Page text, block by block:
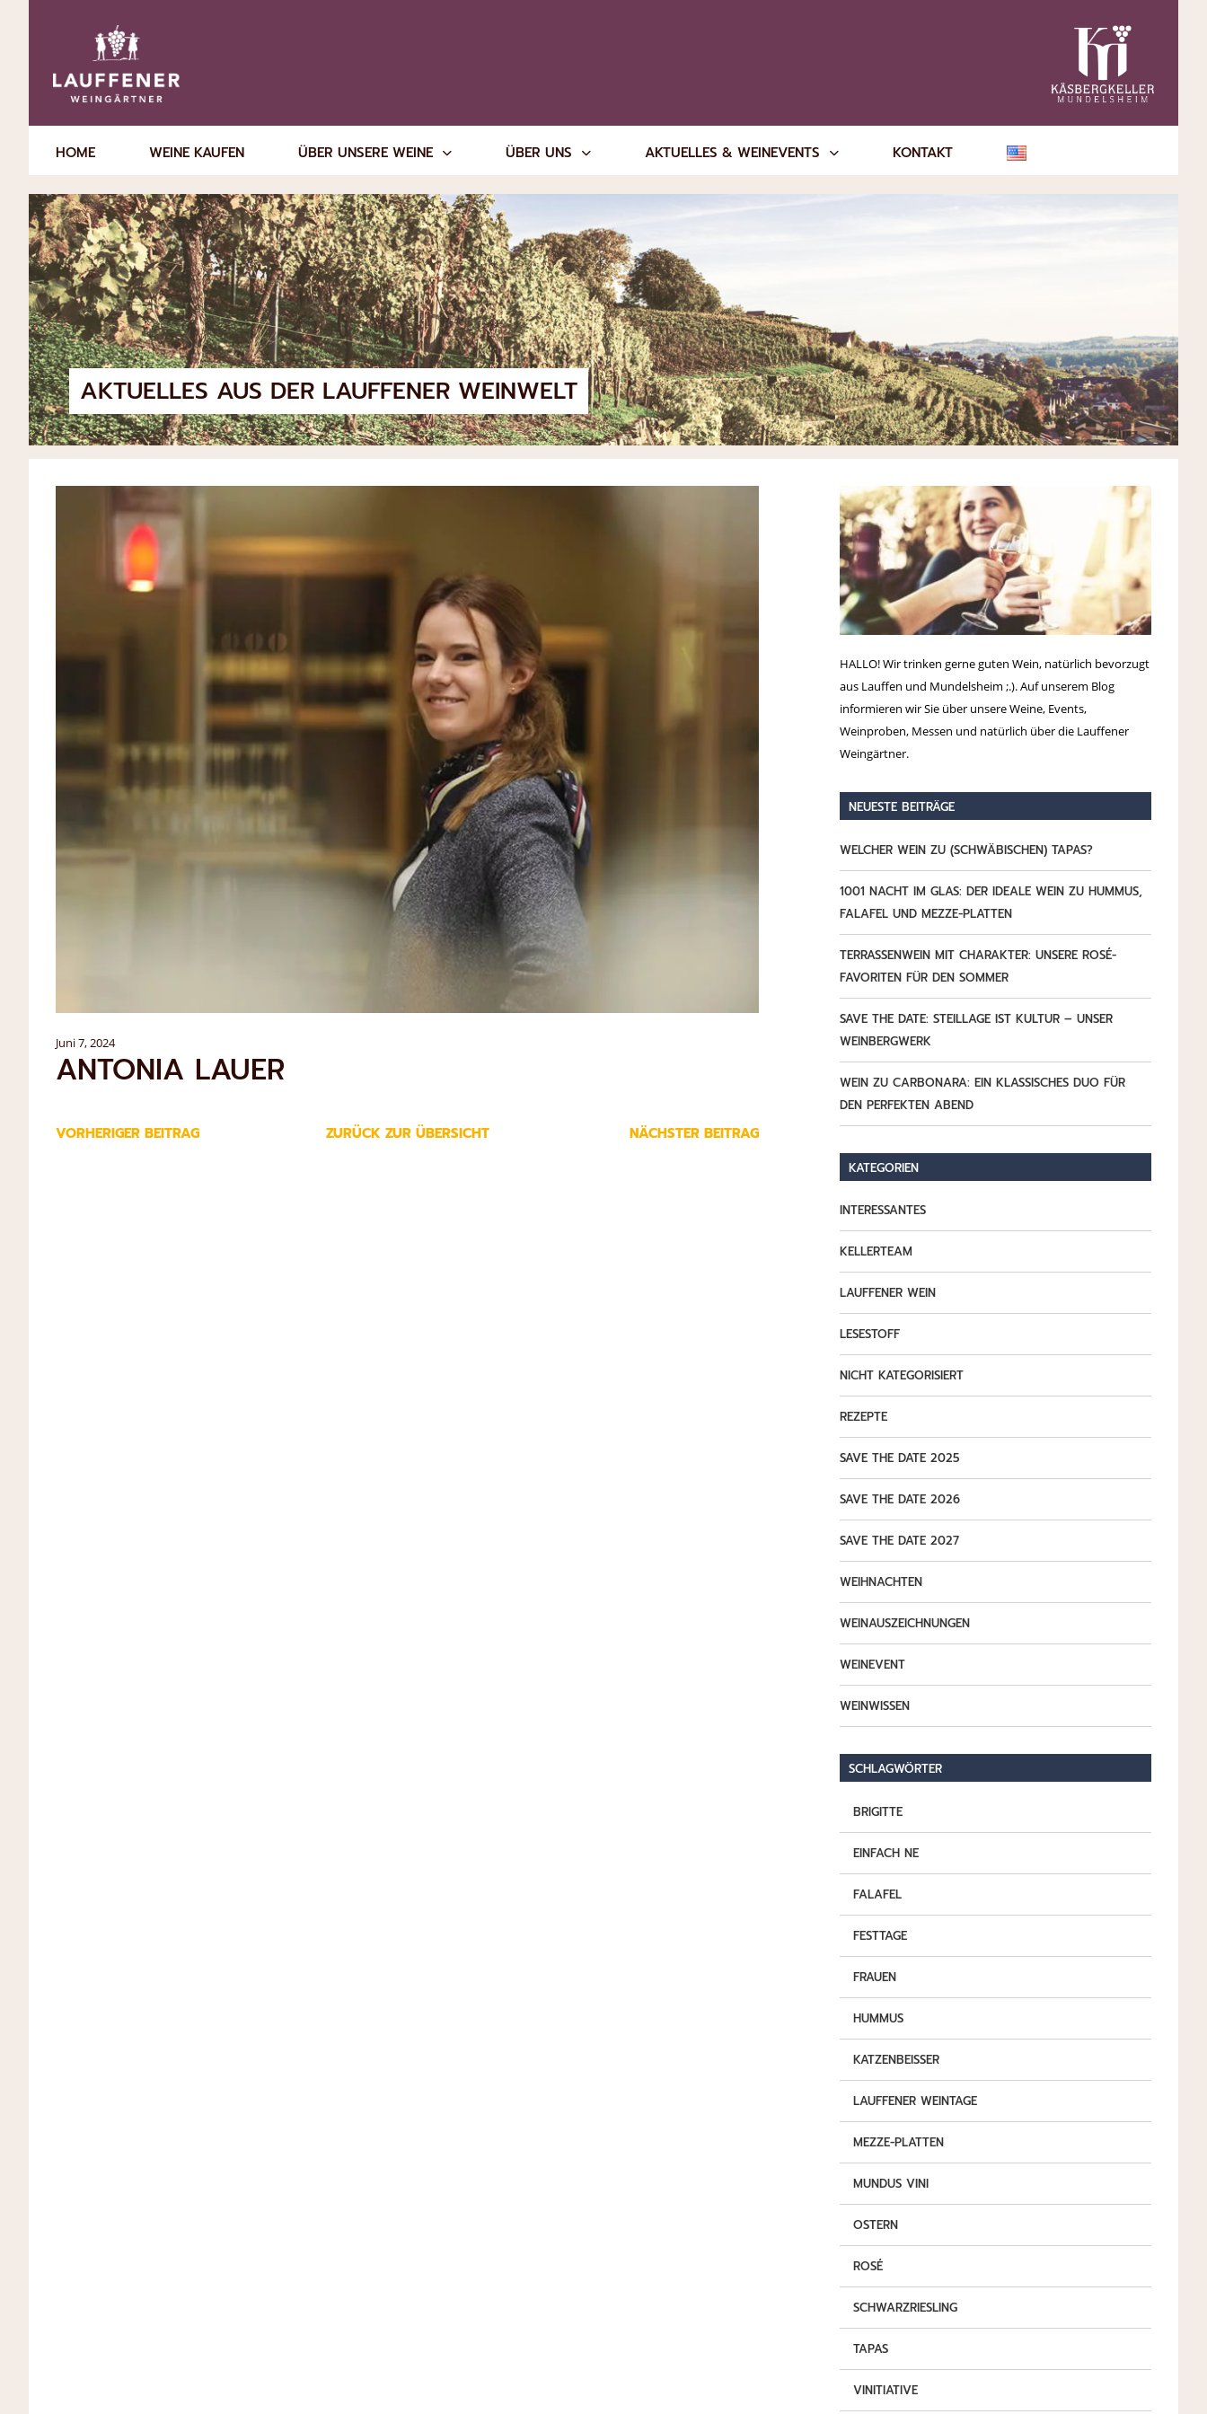
HOME WEINE KAUFEN ÜBER UNSERE WEINE ÜBER UNS AKTUELLES & WEINEVENTS KONTAKT
AKTUELLES AUS DER LAUFFENER WEINWELT
Juni 7, 2024
ANTONIA LAUER
VORHERIGER BEITRAG ZURÜCK ZUR ÜBERSICHT NÄCHSTER BEITRAG
HALLO! Wir trinken gerne guten Wein, natürlich bevorzugt
aus Lauffen und Mundelsheim ;.). Auf unserem Blog
informieren wir Sie über unsere Weine, Events,
Weinproben, Messen und natürlich über die Lauffener
Weingärtner.
NEUESTE BEITRÄGE
WELCHER WEIN ZU (SCHWÄBISCHEN) TAPAS?
1001 NACHT IM GLAS: DER IDEALE WEIN ZU HUMMUS,
FALAFEL UND MEZZE-PLATTEN
TERRASSENWEIN MIT CHARAKTER: UNSERE ROSÉ-
FAVORITEN FÜR DEN SOMMER
SAVE THE DATE: STEILLAGE IST KULTUR – UNSER
WEINBERGWERK
WEIN ZU CARBONARA: EIN KLASSISCHES DUO FÜR
DEN PERFEKTEN ABEND
KATEGORIEN
INTERESSANTES
KELLERTEAM
LAUFFENER WEIN
LESESTOFF
NICHT KATEGORISIERT
REZEPTE
SAVE THE DATE 2025
SAVE THE DATE 2026
SAVE THE DATE 2027
WEIHNACHTEN
WEINAUSZEICHNUNGEN
WEINEVENT
WEINWISSEN
SCHLAGWÖRTER
BRIGITTE
EINFACH NE
FALAFEL
FESTTAGE
FRAUEN
HUMMUS
KATZENBEISSER
LAUFFENER WEINTAGE
MEZZE-PLATTEN
MUNDUS VINI
OSTERN
ROSÉ
SCHWARZRIESLING
TAPAS
VINITIATIVE